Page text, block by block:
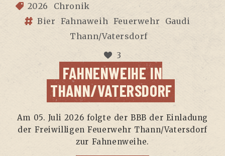
2026
Chronik
Bier Fahnaweih Feuerwehr
Gaudi
Thann/Vatersdorf
3
FAH­NEN­WEI­HE IN
THANN/VATERSDORF
Am 05. Juli 2026 folg­te der BBB der Ein­la­dung
der Frei­wil­li­gen Feu­er­wehr Thann/Vatersdorf
zur Fahnenweihe.